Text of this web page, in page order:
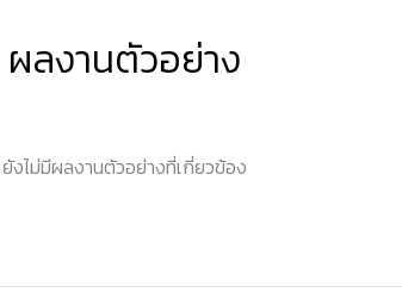
ผลงานตัวอย่าง
ยังไม่มีผลงานตัวอย่างที่เกี่ยวข้อง